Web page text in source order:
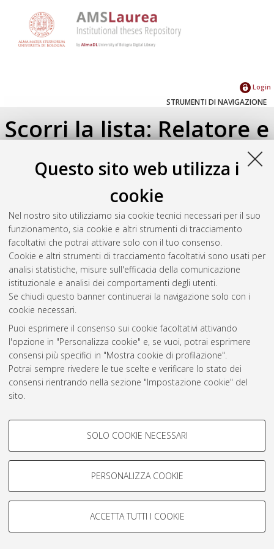
Questo sito web utilizza i
cookie
Nel nostro sito utilizziamo sia cookie tecnici necessari per il suo
funzionamento, sia cookie e altri strumenti di tracciamento
facoltativi che potrai attivare solo con il tuo consenso.
Cookie e altri strumenti di tracciamento facoltativi sono usati per
analisi statistiche, misure sull'efficacia della comunicazione
istituzionale e analisi dei comportamenti degli utenti.
Se chiudi questo banner continuerai la navigazione solo con i
cookie necessari.
Puoi esprimere il consenso sui cookie facoltativi attivando
l'opzione in "Personalizza cookie" e, se vuoi, potrai esprimere
consensi più specifici in "Mostra cookie di profilazione".
Potrai sempre rivedere le tue scelte e verificare lo stato dei
consensi rientrando nella sezione "Impostazione cookie" del
sito.
COOKIE DI PROFILAZIONE -
Si tratta di cookie utilizzati per analizzare le caratteristiche della
navigazione degli utenti, creare profili in base al loro comportamento
Mostra cookie di profilazione
COOKIE TECNICI - NECESSARI
SOLO COOKIE NECESSARI
PERSONALIZZA COOKIE
ACCETTA TUTTI I COOKIE
Login
STRUMENTI DI NAVIGAZIONE
Scorri la lista: Relatore e
Correlatore
Seleziona un valore dall'elenco sottostante.
2016(1)
Atom
Rss 1.0
Rss 2.0
AMS Laurea
Servizio implementato e gestito da AlmaDL
Impostazioni Cookie
© ALMA MATER STUDIORUM - Università di Bologna, 2007-2026.